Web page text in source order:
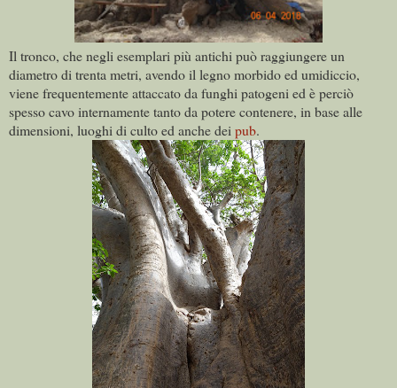
Il tronco, che negli esemplari più antichi può raggiungere un
diametro di trenta metri, avendo il legno morbido ed umidiccio,
viene frequentemente attaccato da funghi patogeni ed è perciò
spesso cavo internamente tanto da potere contenere, in base alle
dimensioni, luoghi di culto ed anche dei pub.